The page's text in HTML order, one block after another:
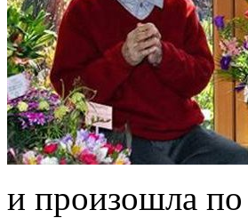
и произошла